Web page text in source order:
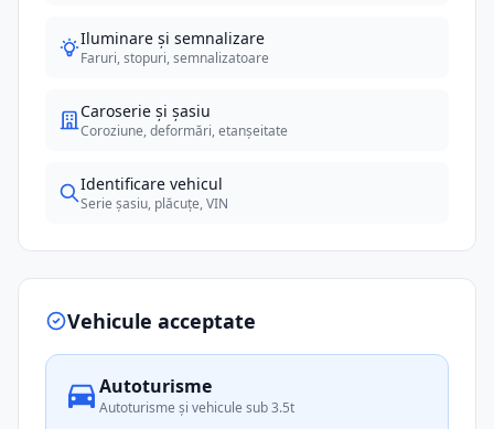
Iluminare și semnalizare
Faruri, stopuri, semnalizatoare
Caroserie și șasiu
Coroziune, deformări, etanșeitate
Identificare vehicul
Serie șasiu, plăcuțe, VIN
Vehicule acceptate
Autoturisme
Autoturisme și vehicule sub 3.5t